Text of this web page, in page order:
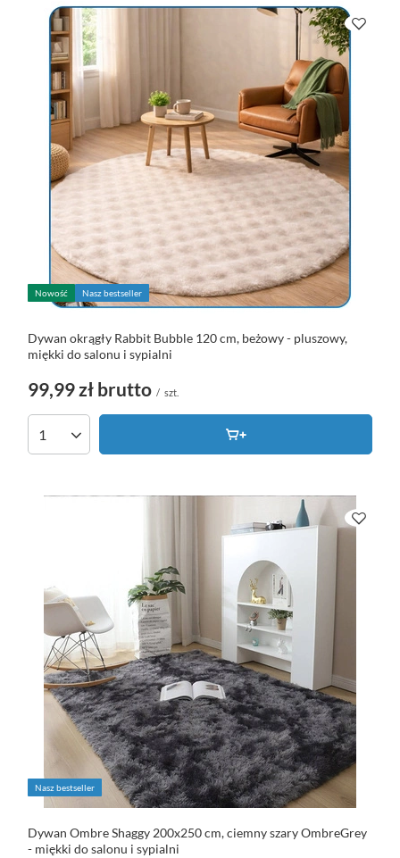
Nowość Nasz bestseller
Dywan okrągły Rabbit Bubble 120 cm, beżowy - pluszowy,
miękki do salonu i sypialni
99,99 zł brutto / szt.
Nasz bestseller
Dywan Ombre Shaggy 200x250 cm, ciemny szary OmbreGrey
- miękki do salonu i sypialni